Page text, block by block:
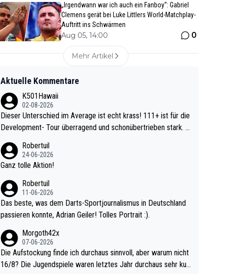
„Irgendwann war ich auch ein Fanboy“: Gabriel
Clemens gerät bei Luke Littlers World-Matchplay-
Auftritt ins Schwärmen
Aug 05, 14:00 0
Mehr Artikel
Aktuelle Kommentare
K501Hawaii
02-08-2026
Dieser Unterschied im Average ist echt krass! 111+ ist für die
Development- Tour überragend und schonübertrieben stark. U
e mal 40+ erst recht. Da gewinnst keinen Blumentopf - ist ja n
och krasser wie ein Pokalspiel eines Kreisligisten vs einem Bu
Robertuil
24-06-2026
Ganz tolle Aktion!
Robertuil
11-06-2026
Das beste, was dem Darts-Sportjournalismus in Deutschland
passieren konnte, Adrian Geiler! Tolles Portrait :).
Morgoth42x
07-06-2026
Die Aufstockung finde ich durchaus sinnvoll, aber warum nicht
16/8? Die Jugendspiele waren letztes Jahr durchaus sehr kur